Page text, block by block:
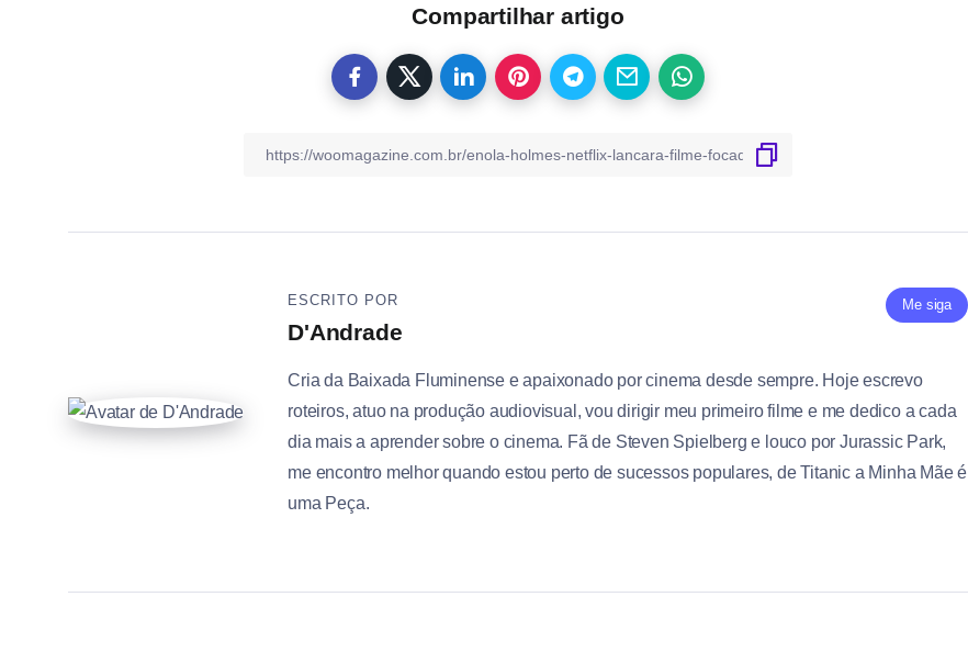
Compartilhar artigo
Me siga
ESCRITO POR
D'Andrade
Cria da Baixada Fluminense e apaixonado por cinema desde sempre. Hoje escrevo
roteiros, atuo na produção audiovisual, vou dirigir meu primeiro filme e me dedico a cada
dia mais a aprender sobre o cinema. Fã de Steven Spielberg e louco por Jurassic Park,
me encontro melhor quando estou perto de sucessos populares, de Titanic a Minha Mãe é
uma Peça.